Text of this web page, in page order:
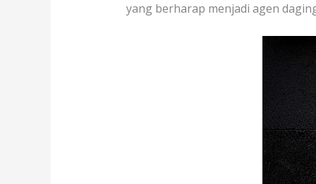
yang berharap menjadi agen